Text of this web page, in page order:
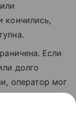
кончились,
Если
долго
оператор мог
T2.